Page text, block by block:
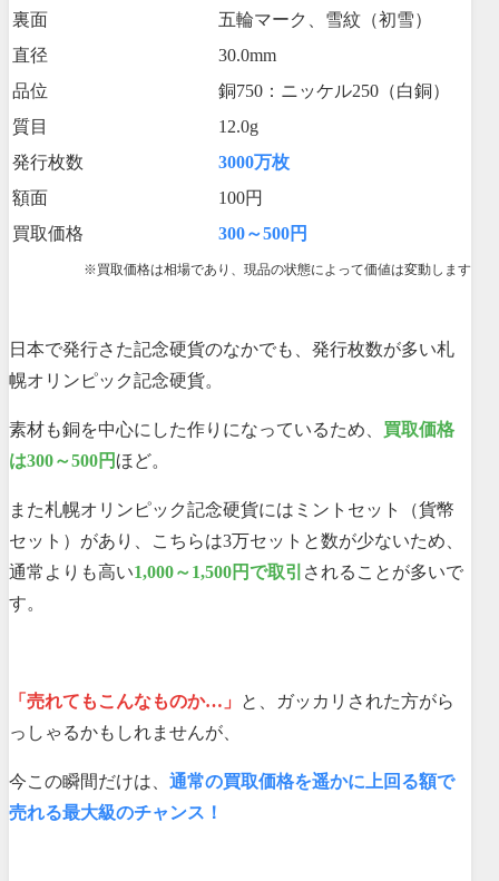
裏面
五輪マーク、雪紋（初雪）
直径
30.0mm
品位
銅750：ニッケル250（白銅）
質目
12.0g
発行枚数
3000万枚
額面
100円
買取価格
300～500円
※買取価格は相場であり、現品の状態によって価値は変動します
日本で発行さた記念硬貨のなかでも、発行枚数が多い札
幌オリンピック記念硬貨。
素材も銅を中心にした作りになっているため、 買取価格
は300～500円 ほど。
また札幌オリンピック記念硬貨にはミントセット（貨幣
セット）があり、こちらは3万セットと数が少ないため、
通常よりも高い1,000～1,500円で取引 されることが多いで
す。
「売れてもこんなものか…」
と、ガッカリされた方がら
っしゃるかもしれませんが、
今この瞬間だけは、 通常の買取価格を遥かに上回る額で
売れる最大級のチャンス！